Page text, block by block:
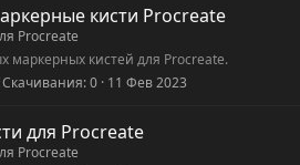
кисти Procreate
Procreate
маркерных кистей для Procreate.
Скачивания 0 11 Фев 2023
для Procreate
Procreate